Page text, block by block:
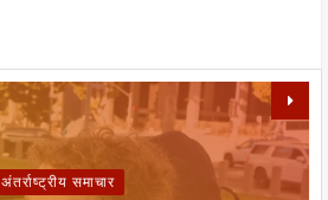
अंतर्राष्ट्रीय समाचार